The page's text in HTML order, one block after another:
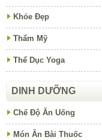
Khỏe Đẹp
Thẩm Mỹ
Thể Dục Yoga
DINH DƯỠNG
Chế Độ Ăn Uống
Món Ăn Bài Thuốc